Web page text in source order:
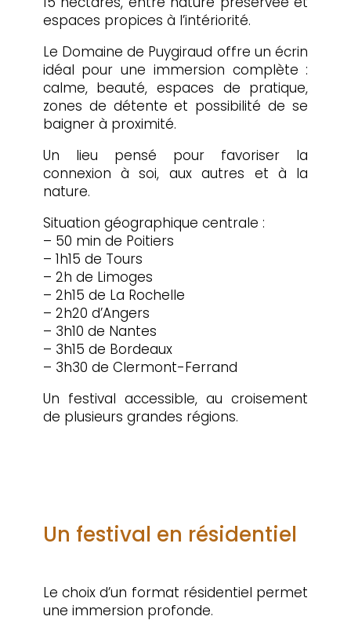
espaces propices à l’intériorité.
Le Domaine de Puygiraud offre un écrin
idéal pour une immersion complète :
calme, beauté, espaces de pratique,
zones de détente et possibilité de se
baigner à proximité.
Un lieu pensé pour favoriser la
connexion à soi, aux autres et à la
nature.
Situation géographique centrale :
– 50 min de Poitiers
– 1h15 de Tours
– 2h de Limoges
– 2h15 de La Rochelle
– 2h20 d’Angers
– 3h10 de Nantes
– 3h15 de Bordeaux
– 3h30 de Clermont-Ferrand
Un festival accessible, au croisement
de plusieurs grandes régions.
Un festival en résidentiel
Le choix d’un format résidentiel permet
une immersion profonde.